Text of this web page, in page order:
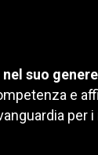
suo genere
e
per